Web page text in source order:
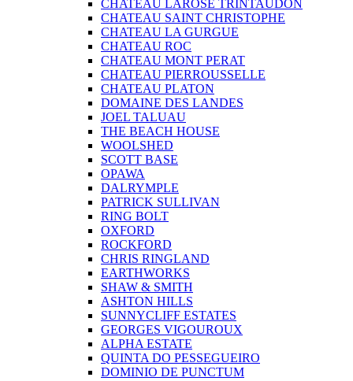
CHATEAU LAROSE TRINTAUDON
CHATEAU SAINT CHRISTOPHE
CHATEAU LA GURGUE
CHATEAU ROC
CHATEAU MONT PERAT
CHATEAU PIERROUSSELLE
CHATEAU PLATON
DOMAINE DES LANDES
JOEL TALUAU
THE BEACH HOUSE
WOOLSHED
SCOTT BASE
OPAWA
DALRYMPLE
PATRICK SULLIVAN
RING BOLT
OXFORD
ROCKFORD
CHRIS RINGLAND
EARTHWORKS
SHAW & SMITH
ASHTON HILLS
SUNNYCLIFF ESTATES
GEORGES VIGOUROUX
ALPHA ESTATE
QUINTA DO PESSEGUEIRO
DOMINIO DE PUNCTUM